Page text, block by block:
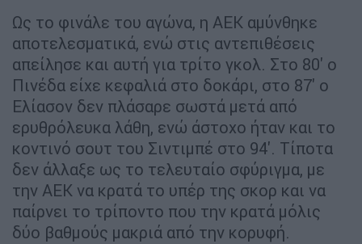
Ως το φινάλε του αγώνα, η ΑΕΚ αμύνθηκε
αποτελεσματικά, ενώ στις αντεπιθέσεις
απείλησε και αυτή για τρίτο γκολ. Στο 80' ο
Πινέδα είχε κεφαλιά στο δοκάρι, στο 87' ο
Ελίασον δεν πλάσαρε σωστά μετά από
ερυθρόλευκα λάθη, ενώ άστοχο ήταν και το
κοντινό σουτ του Σιντιμπέ στο 94'. Τίποτα
δεν άλλαξε ως το τελευταίο σφύριγμα, με
την ΑΕΚ να κρατά το υπέρ της σκορ και να
παίρνει το τρίποντο που την κρατά μόλις
δύο βαθμούς μακριά από την κορυφή.